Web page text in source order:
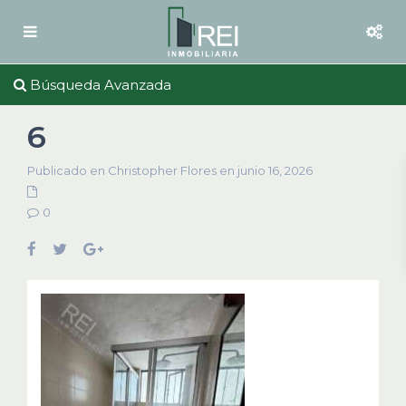
Búsqueda Avanzada
6
Publicado en Christopher Flores en junio 16, 2026
0